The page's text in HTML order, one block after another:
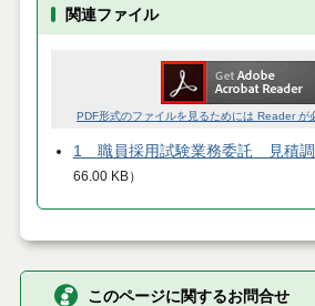
関連ファイル
PDF形式のファイルを見るためには Reader が
1 職員採用試験業務委託 見積
66.00 KB）
このページに関するお問合せ